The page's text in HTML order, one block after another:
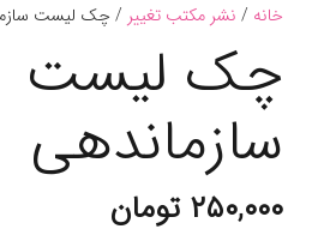
خانه / نشر مکتب تغییر / چک لیست
چک لیست
سازماندهی
۲۵۰,۰۰۰ تومان